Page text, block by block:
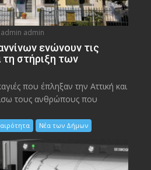
admin admin
ενώνουν τις
τη στήριξη των
που έπληξαν την Αττική και
τους ανθρώπους που
Νέα των Δήμων